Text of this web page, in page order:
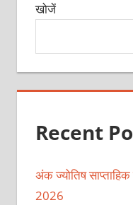
खोजें
Recent
अंक ज्योतिष
2026